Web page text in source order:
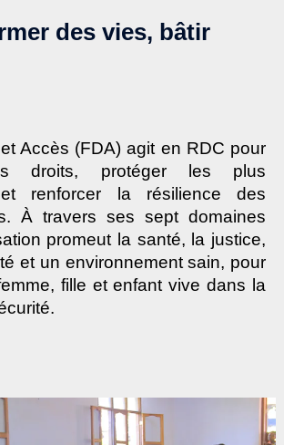
des vies, bâtir
Accès (FDA) agit en RDC pour
droits, protéger les plus
renforcer la résilience des
À travers ses sept domaines
promeut la santé, la justice,
et un environnement sain, pour
fille et enfant vive dans la